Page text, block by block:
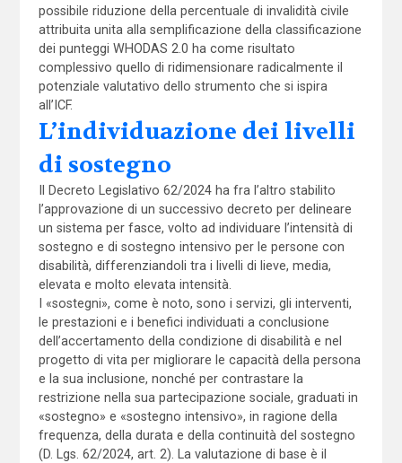
possibile riduzione della percentuale di invalidità civile
attribuita unita alla semplificazione della classificazione
dei punteggi WHODAS 2.0 ha come risultato
complessivo quello di ridimensionare radicalmente il
potenziale valutativo dello strumento che si ispira
all’ICF.
L’individuazione dei livelli
di sostegno
Il Decreto Legislativo 62/2024 ha fra l’altro stabilito
l’approvazione di un successivo decreto per delineare
un sistema per fasce, volto ad individuare l’intensità di
sostegno e di sostegno intensivo per le persone con
disabilità, differenziandoli tra i livelli di lieve, media,
elevata e molto elevata intensità.
I «sostegni», come è noto, sono i servizi, gli interventi,
le prestazioni e i benefici individuati a conclusione
dell’accertamento della condizione di disabilità e nel
progetto di vita per migliorare le capacità della persona
e la sua inclusione, nonché per contrastare la
restrizione nella sua partecipazione sociale, graduati in
«sostegno» e «sostegno intensivo», in ragione della
frequenza, della durata e della continuità del sostegno
(D. Lgs. 62/2024, art. 2). La valutazione di base è il